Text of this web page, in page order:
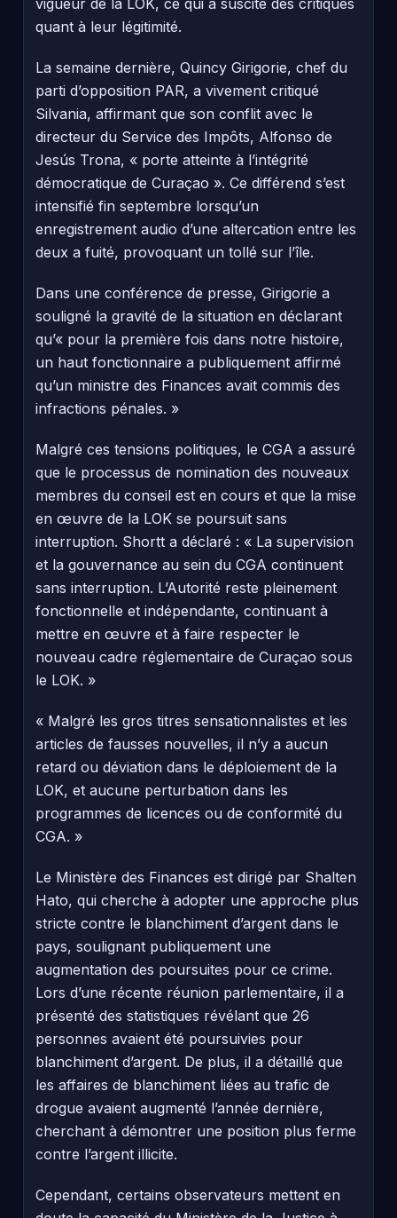
quant à leur légitimité.
La semaine dernière, Quincy Girigorie, chef du
parti d’opposition PAR, a vivement critiqué
Silvania, affirmant que son conflit avec le
directeur du Service des Impôts, Alfonso de
Jesús Trona, « porte atteinte à l’intégrité
démocratique de Curaçao ». Ce différend s’est
intensifié fin septembre lorsqu’un
enregistrement audio d’une altercation entre les
deux a fuité, provoquant un tollé sur l’île.
Dans une conférence de presse, Girigorie a
souligné la gravité de la situation en déclarant
qu’« pour la première fois dans notre histoire,
un haut fonctionnaire a publiquement affirmé
qu’un ministre des Finances avait commis des
infractions pénales. »
Malgré ces tensions politiques, le CGA a assuré
que le processus de nomination des nouveaux
membres du conseil est en cours et que la mise
en œuvre de la LOK se poursuit sans
interruption. Shortt a déclaré : « La supervision
et la gouvernance au sein du CGA continuent
sans interruption. L’Autorité reste pleinement
fonctionnelle et indépendante, continuant à
mettre en œuvre et à faire respecter le
nouveau cadre réglementaire de Curaçao sous
le LOK. »
« Malgré les gros titres sensationnalistes et les
articles de fausses nouvelles, il n’y a aucun
retard ou déviation dans le déploiement de la
LOK, et aucune perturbation dans les
programmes de licences ou de conformité du
CGA. »
Le Ministère des Finances est dirigé par Shalten
Hato, qui cherche à adopter une approche plus
stricte contre le blanchiment d’argent dans le
pays, soulignant publiquement une
augmentation des poursuites pour ce crime.
Lors d’une récente réunion parlementaire, il a
présenté des statistiques révélant que 26
personnes avaient été poursuivies pour
blanchiment d’argent. De plus, il a détaillé que
les affaires de blanchiment liées au trafic de
drogue avaient augmenté l’année dernière,
cherchant à démontrer une position plus ferme
contre l’argent illicite.
Cependant, certains observateurs mettent en